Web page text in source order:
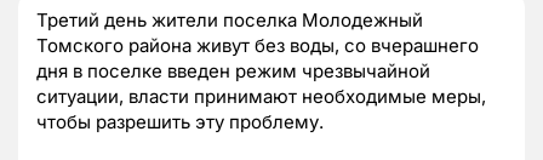
Третий день жители поселка Молодежный
Томского района живут без воды, со вчерашнего
дня в поселке введен режим чрезвычайной
ситуации, власти принимают необходимые меры,
чтобы разрешить эту проблему.